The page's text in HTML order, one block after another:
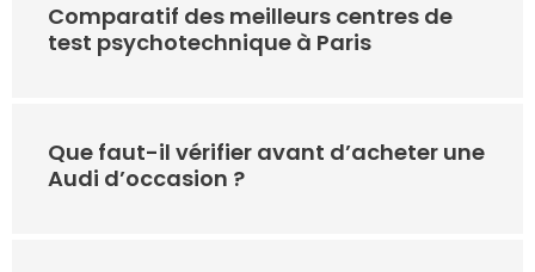
Comparatif des meilleurs centres de
test psychotechnique à Paris
Que faut-il vérifier avant d’acheter une
Audi d’occasion ?